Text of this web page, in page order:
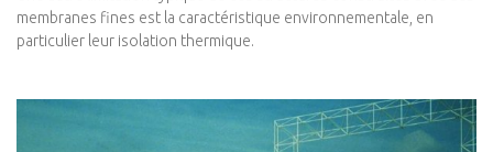
membranes fines est la caractéristique environnementale, en
particulier leur isolation thermique.